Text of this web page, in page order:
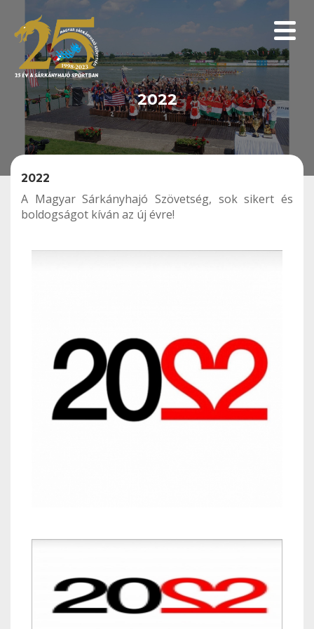
2022
2022
A Magyar Sárkányhajó Szövetség, sok sikert és
boldogságot kíván az új évre!